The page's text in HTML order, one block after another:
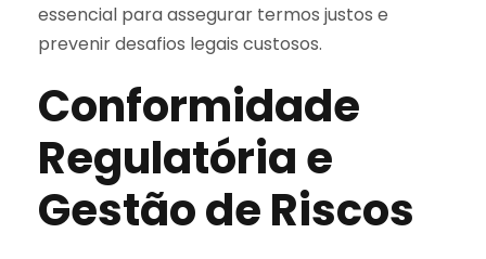
essencial para assegurar termos justos e
prevenir desafios legais custosos.
Conformidade
Regulatória e
Gestão de Riscos